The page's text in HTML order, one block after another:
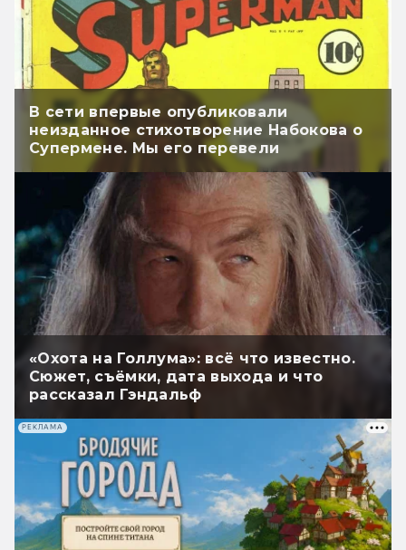
В сети впервые опубликовали
неизданное стихотворение Набокова о
Супермене. Мы его перевели
«Охота на Голлума»: всё что известно.
Сюжет, съёмки, дата выхода и что
рассказал Гэндальф
РЕКЛАМА